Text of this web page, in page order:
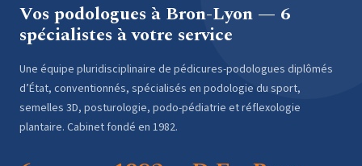
Vos podologues à Bron-Lyon — 6
spécialistes à votre service
Une équipe pluridisciplinaire de pédicures-podologues diplômés
d’État, conventionnés, spécialisés en podologie du sport,
semelles 3D, posturologie, podo-pédiatrie et réflexologie
plantaire. Cabinet fondé en 1982.